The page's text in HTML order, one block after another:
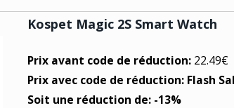
Kospet Magic 2S Smart Watch
Prix avant code de réduction: 22.49€
Prix avec code de réduction: Flash
Soit une réduction de: -13%